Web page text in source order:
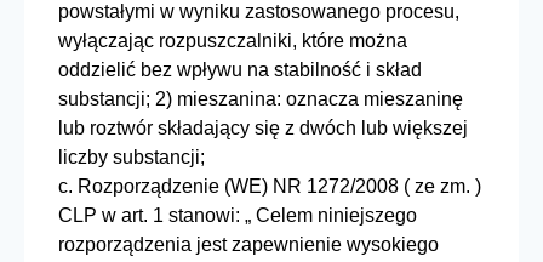
powstałymi w wyniku zastosowanego procesu,
wyłączając rozpuszczalniki, które można
oddzielić bez wpływu na stabilność i skład
substancji; 2) mieszanina: oznacza mieszaninę
lub roztwór składający się z dwóch lub większej
liczby substancji;
c. Rozporządzenie (WE) NR 1272/2008 ( ze zm. )
CLP w art. 1 stanowi: „ Celem niniejszego
rozporządzenia jest zapewnienie wysokiego